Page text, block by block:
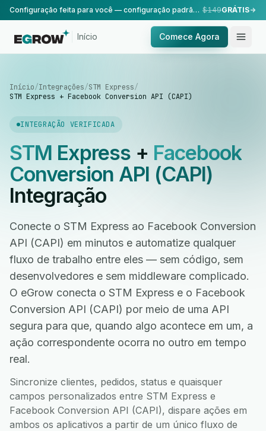
Configuração feita para você — configuração padrão, realizada pela nossa equipe. $149GRÁTIS
Início Comece Agora
Início/Integrações/STM Express/
STM Express + Facebook Conversion API (CAPI)
INTEGRAÇÃO VERIFICADA
STM Express+ Facebook
Conversion API (CAPI)
Integração
Conecte o STM Express ao Facebook Conversion
API (CAPI) em minutos e automatize qualquer
fluxo de trabalho entre eles — sem código, sem
desenvolvedores e sem middleware complicado.
O eGrow conecta o STM Express e o Facebook
Conversion API (CAPI) por meio de uma API
segura para que, quando algo acontece em um, a
ação correspondente ocorra no outro em tempo
real.
Sincronize clientes, pedidos, status e quaisquer
campos personalizados entre STM Express e
Facebook Conversion API (CAPI), dispare ações em
ambos os aplicativos a partir de um único fluxo de